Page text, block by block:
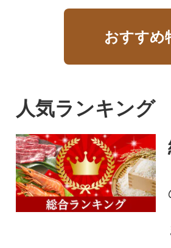
おすすめ
人気ランキング